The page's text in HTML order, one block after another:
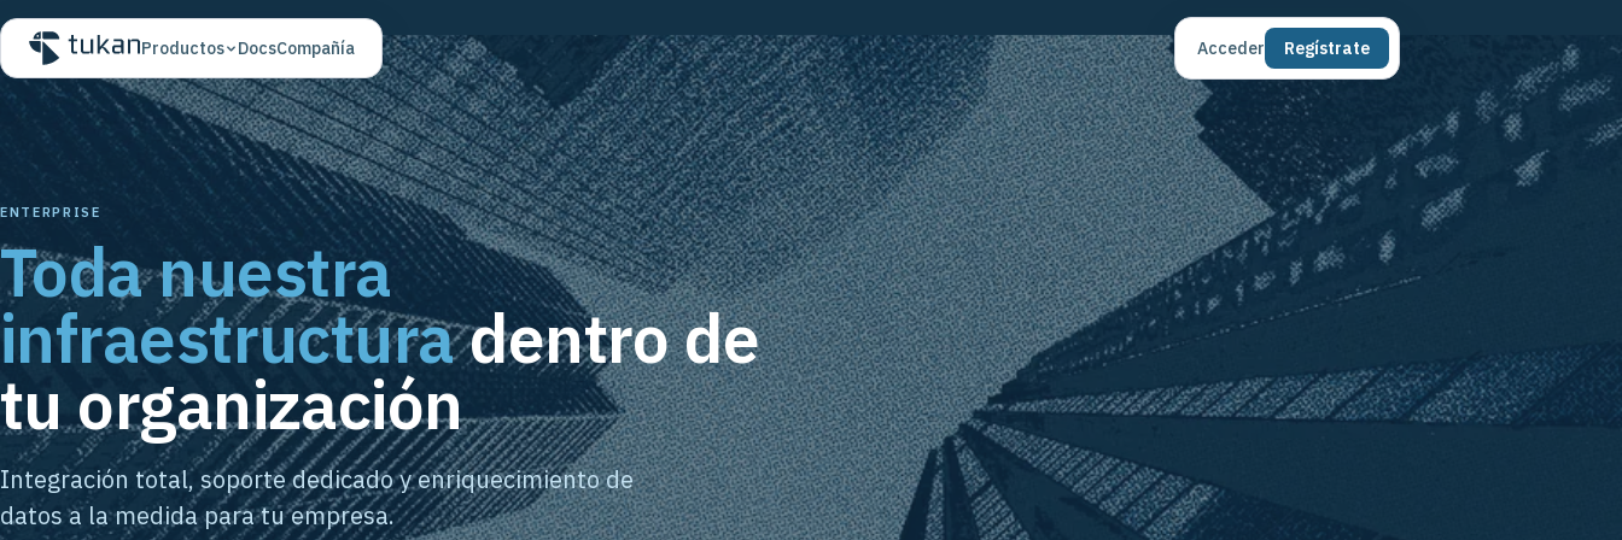
Productos DocsCompañía Acceder Regístrate
ENTERPRISE
Toda nuestra
infraestructuradentro de
tu organización
Integración total, soporte dedicado y enriquecimiento de
datos a la medida para tu empresa.